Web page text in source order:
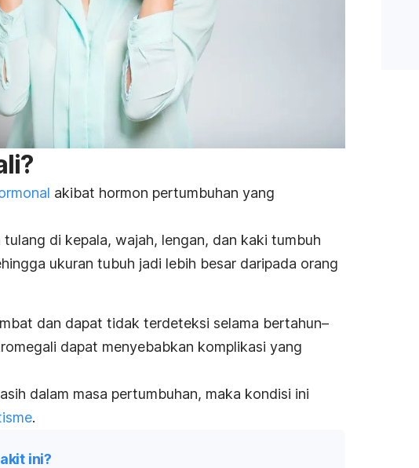
akibat hormon pertumbuhan yang
di kepala, wajah, lengan, dan kaki tumbuh
ukuran tubuh jadi lebih besar daripada orang
dan dapat tidak terdeteksi selama bertahun–
dapat menyebabkan komplikasi yang
dalam masa pertumbuhan, maka kondisi ini
.
ini?